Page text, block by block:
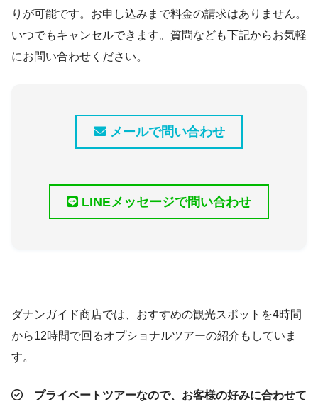
りが可能です。お申し込みまで料金の請求はありません。
いつでもキャンセルできます。質問なども下記からお気軽
にお問い合わせください。
メールで問い合わせ
LINEメッセージで問い合わせ
ダナンガイド商店では、おすすめの観光スポットを4時間
から12時間で回るオプショナルツアーの紹介もしていま
す。
プライベートツアーなので、お客様の好みに合わせて